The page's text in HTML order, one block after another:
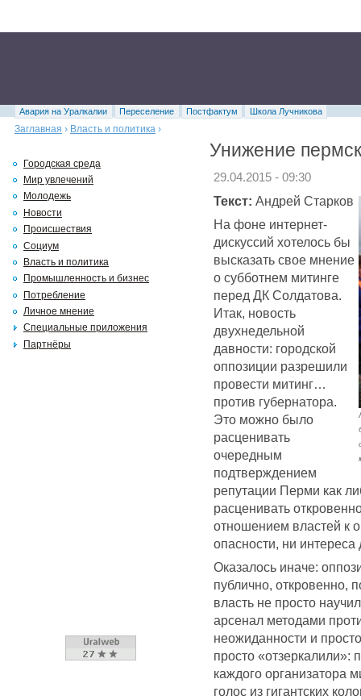
Авария на Уралкалии Переселение Постфактум
Школа Лучникова
Заглавная › Власть и политика ›
Унижение
29.04.2015 - 09:30
Текст: Андрей Старков
На фоне интернет-
дискуссий хотелось бы
высказать свое мнение
о субботнем митинге
перед ДК Солдатова.
Итак, новость
двухнедельной
давности: городской
оппозиции разрешили
провести митинг…
против губернатора.
Это можно было
расценивать
очередным
подтверждением
репутации Перми как
расценивать
отношением властей к
опасности, ни
Оказалось иначе:
публично, откровенно,
власть не просто
арсенал методами
неожиданности и
просто «отзеркалили»:
каждого организатора
голос из гигантских
Городская среда
Мир увлечений
Молодежь
Новости
Происшествия
Социум
Власть и политика
Промышленность и бизнес
Потребление
Личное мнение
Специальные приложения
Партнёры